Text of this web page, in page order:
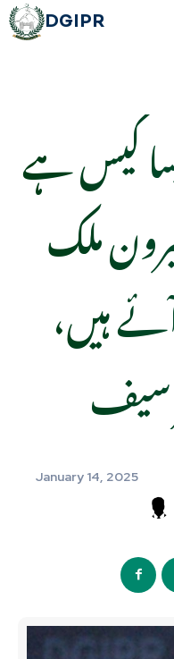
DGIPR
کیس ہے
ملک
ہیں،
سیف
January 14, 2025